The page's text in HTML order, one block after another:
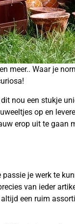
meer.. Waar je
nou een stukje
op en
erop uit te gaan
je werk te
van ieder
een ruim